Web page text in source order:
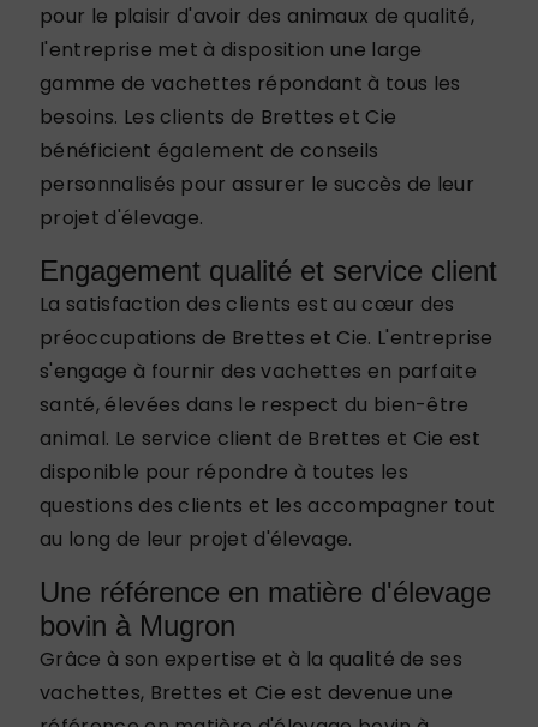
pour le plaisir d'avoir des animaux de qualité,
l'entreprise met à disposition une large
gamme de vachettes répondant à tous les
besoins. Les clients de Brettes et Cie
bénéficient également de conseils
personnalisés pour assurer le succès de leur
projet d'élevage.
Engagement qualité et service client
La satisfaction des clients est au cœur des
préoccupations de Brettes et Cie. L'entreprise
s'engage à fournir des vachettes en parfaite
santé, élevées dans le respect du bien-être
animal. Le service client de Brettes et Cie est
disponible pour répondre à toutes les
questions des clients et les accompagner tout
au long de leur projet d'élevage.
Une référence en matière d'élevage
bovin à Mugron
Grâce à son expertise et à la qualité de ses
vachettes, Brettes et Cie est devenue une